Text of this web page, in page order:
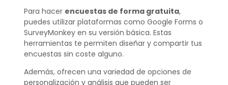
Para hacer encuestas de forma gratuita,
puedes utilizar plataformas como Google Forms o
SurveyMonkey en su versión básica. Estas
herramientas te permiten diseñar y compartir tus
encuestas sin coste alguno.
Además, ofrecen una variedad de opciones de
personalización y análisis que pueden ser